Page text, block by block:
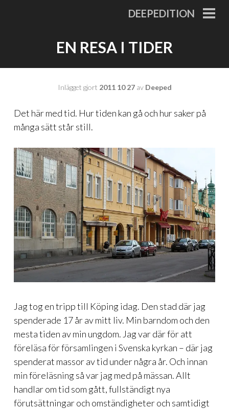
DEEPEDITION
EN RESA I TIDER
Inlägget gjort 2011 10 27av Deeped
Det här med tid. Hur tiden kan gå och hur saker på
många sätt står still.
Jag tog en tripp till Köping idag. Den stad där jag
spenderade 17 år av mitt liv. Min barndom och den
mesta tiden av min ungdom. Jag var där för att
föreläsa för församlingen i Svenska kyrkan – där jag
spenderat massor av tid under några år. Och innan
min föreläsning så var jag med på mässan. Allt
handlar om tid som gått, fullständigt nya
förutsättningar och omständigheter och samtidigt